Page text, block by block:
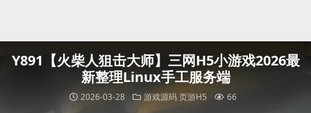
Y891【火柴人狙击大师】三网H5小游戏2026最
新整理Linux手工服务端
2026-03-28 游戏源码 页游H5 66